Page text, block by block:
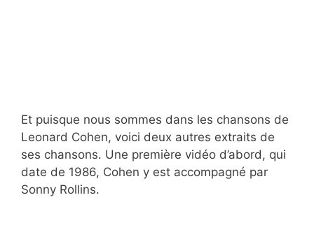
Et puisque nous sommes dans les chansons de
Leonard Cohen, voici deux autres extraits de
ses chansons. Une première vidéo d’abord, qui
date de 1986, Cohen y est accompagné par
Sonny Rollins.